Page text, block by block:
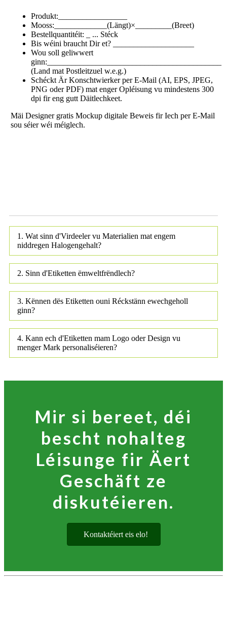
Produkt:_________________
Mooss:_____________(Längt)×_________(Breet)
Bestellquantitéit: _ ... Stéck
Bis wéini braucht Dir et? ____________________
Wou soll geliwwert
ginn:___________________________________________
(Land mat Postleitzuel w.e.g.)
Schéckt Är Konschtwierker per E-Mail (AI, EPS, JPEG,
PNG oder PDF) mat enger Opléisung vu mindestens 300
dpi fir eng gutt Däitlechkeet.
Mäi Designer gratis Mockup digitale Beweis fir Iech per E-Mail
sou séier wéi méiglech.
1. Wat sinn d'Virdeeler vu Materialien mat engem
niddregen Halogengehalt?
2. Sinn d'Etiketten ëmweltfrëndlech?
3. Kënnen dës Etiketten ouni Réckstänn ewechgeholl
ginn?
4. Kann ech d'Etiketten mam Logo oder Design vu
menger Mark personaliséieren?
Mir si bereet, déi
bescht nohalteg
Léisunge fir Äert
Geschäft ze
diskutéieren.
Kontaktéiert eis elo!